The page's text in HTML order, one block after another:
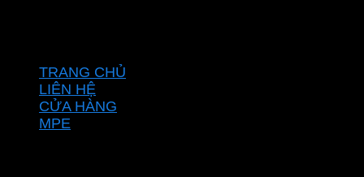
TRANG CHỦ
LIÊN HỆ
CỬA HÀNG
MPE